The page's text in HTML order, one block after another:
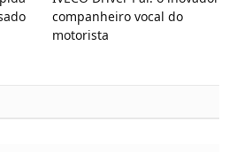
companheiro vocal do
motorista